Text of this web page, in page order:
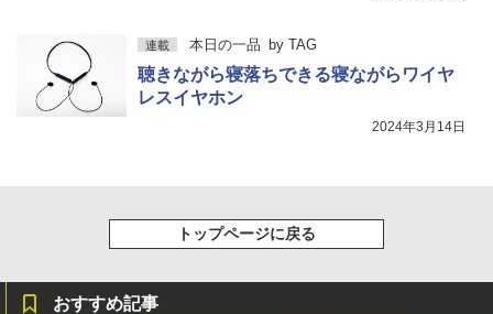
連載 本日の一品 by TAG
聴きながら寝落ちできる寝ながらワイヤ
レスイヤホン
2024年3月14日
トップページに戻る
おすすめ記事